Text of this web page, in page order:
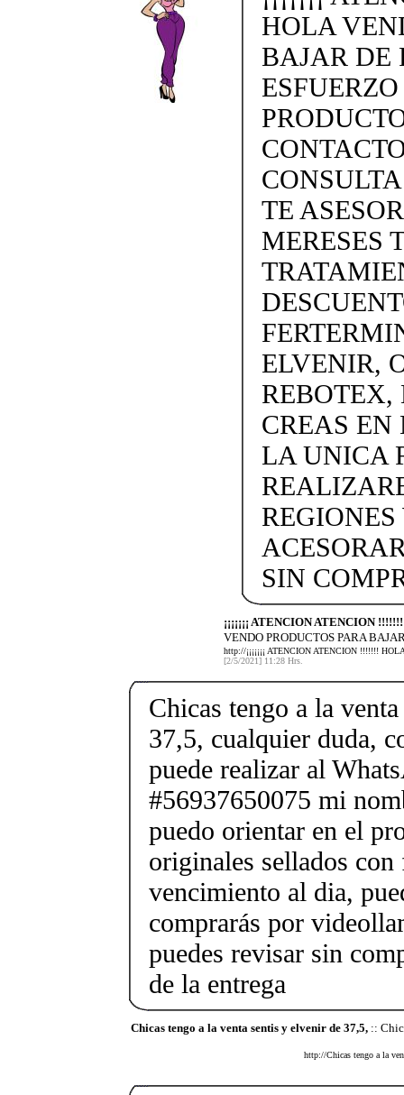
HOLA
BAJAR DE
TE
MERESES
ELVENIR,
REBOTEX,
CREAS EN
LA UNICA
REGIONES
SIN
¡¡¡¡¡¡¡ ATENCION ATENCION
VENDO PRODUCTOS PARA
http://¡¡¡¡¡¡¡ ATENCION ATENCION !!!!!!!
[2/5/2021] 11:28 Hrs.
Chicas tengo a la
37,5, cualquier duda,
puede realizar al
#56937650075 mi
puedo orientar en el
originales sellados con
vencimiento al dia,
comprarás por
puedes revisar sin
de la entrega
Chicas tengo a la venta sentis y elvenir de 37,5, ::
http://Chicas tengo a la